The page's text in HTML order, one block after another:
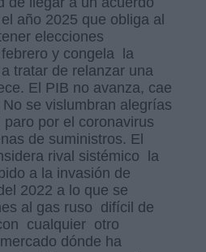
año 2025 que obliga al
elecciones
y congela la
tratar de relanzar una
El PIB no avanza, cae
se vislumbran alegrías
por el coronavirus
de suministros. El
rival sistémico la
a la invasión de
2022 a lo que se
al gas ruso difícil de
cualquier otro
dónde ha